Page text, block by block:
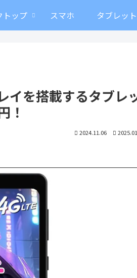
トップ スマホ タブレット
を搭載するタブレ
！
2024.11.06